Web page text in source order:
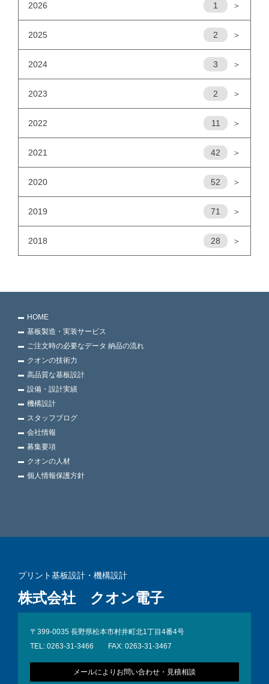
2026 1 ＞
2025 2 ＞
2024 3 ＞
2023 2 ＞
2022 11 ＞
2021 42 ＞
2020 52 ＞
2019 71 ＞
2018 28 ＞
HOME
基板製造・実装サービス
ご注文時の必要なデータ 納品の流れ
クオンの技術力
高品質な基板設計
設備・設計実績
機構設計
スタッフブログ
会社情報
募集要項
クオンの人材
個人情報保護方針
プリント基板設計・機構設計
株式会社 クオン電子
〒399-0035 長野県松本市村井町北1丁目4番4号
TEL: 0263-31-3466 FAX: 0263-31-3467
メールによりお問い合わせ・見積相談